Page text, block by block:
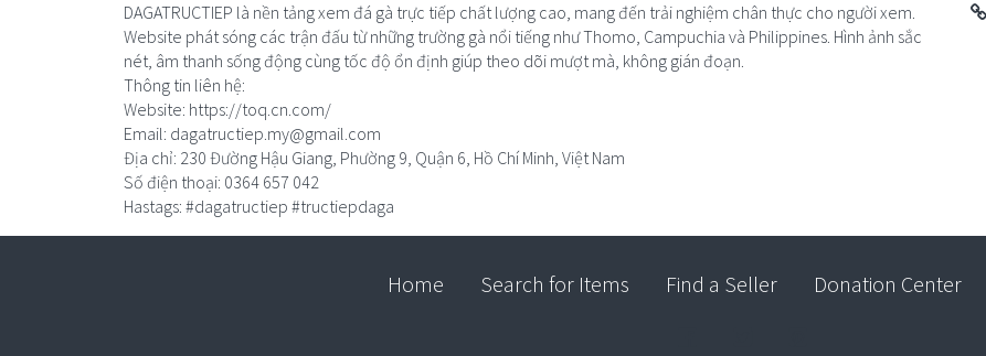
DAGATRUCTIEP là nền tảng xem đá gà trực tiếp chất lượng cao, mang đến trải nghiệm chân thực cho người xem.
Website phát sóng các trận đấu từ những trường gà nổi tiếng như Thomo, Campuchia và Philippines. Hình ảnh sắc
nét, âm thanh sống động cùng tốc độ ổn định giúp theo dõi mượt mà, không gián đoạn.
Thông tin liên hệ:
Website: https://toq.cn.com/
Email: dagatructiep.my@gmail.com
Địa chỉ: 230 Đường Hậu Giang, Phường 9, Quận 6, Hồ Chí Minh, Việt Nam
Số điện thoại: 0364 657 042
Hastags: #dagatructiep #tructiepdaga
Home Search for Items Find a Seller Donation Center